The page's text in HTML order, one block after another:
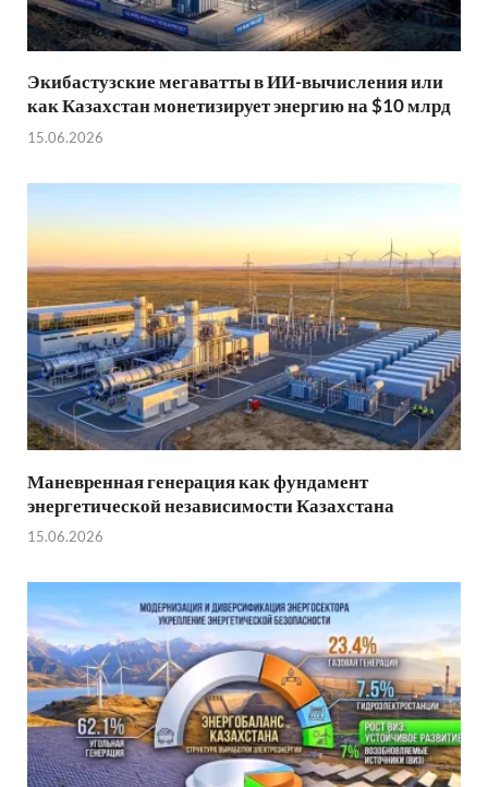
Экибастузские мегаватты в ИИ-вычисления или
как Казахстан монетизирует энергию на $10 млрд
15.06.2026
Маневренная генерация как фундамент
энергетической независимости Казахстана
15.06.2026